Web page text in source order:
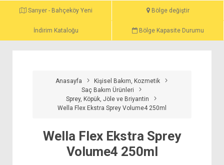
Sarıyer - Bahçeköy Yeni Bölge değiştir
İndirim Kataloğu Bölge Kapasite Durumu
Anasayfa
Kişisel Bakım, Kozmetik
Saç Bakım Ürünleri
Sprey, Köpük, Jöle ve Briyantin
Wella Flex Ekstra Sprey Volume4 250ml
Wella Flex Ekstra Sprey
Volume4 250ml